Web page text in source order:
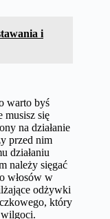
i
warto byś
musisz się
na działanie
przed nim
działaniu
należy sięgać
włosów w
odżywki
który
wilgoci.